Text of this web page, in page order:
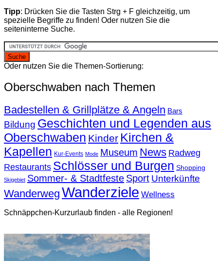
Tipp: Drücken Sie die Tasten Strg + F gleichzeitig, um
spezielle Begriffe zu finden! Oder nutzen Sie die
seiteninterne Suche.
Oder nutzen Sie die Themen-Sortierung:
Oberschwaben nach Themen
Badestellen & Grillplätze & Angeln Bars
Bildung Geschichten und Legenden aus
Oberschwaben Kinder Kirchen &
Kapellen Kur-Events Mode Museum News Radweg
Restaurants Schlösser und Burgen Shopping
Skigebiet Sommer- & Stadtfeste Sport Unterkünfte
Wanderweg Wanderziele Wellness
Schnäppchen-Kurzurlaub finden - alle Regionen!